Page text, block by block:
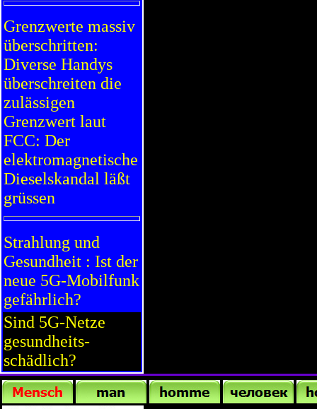
Grenzwerte massiv
überschritten:
Diverse Handys
überschreiten die
zulässigen
Grenzwert laut
FCC: Der
elektromagnetische
Dieselskandal läßt
grüssen
Strahlung und
Gesundheit : Ist der
neue 5G-Mobilfunk
gefährlich?
Sind 5G-Netze
gesundheits-
schädlich?